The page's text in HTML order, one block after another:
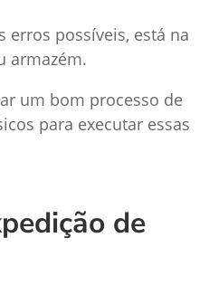
erros possíveis, está na
armazém.
um bom processo de
para executar essas
de